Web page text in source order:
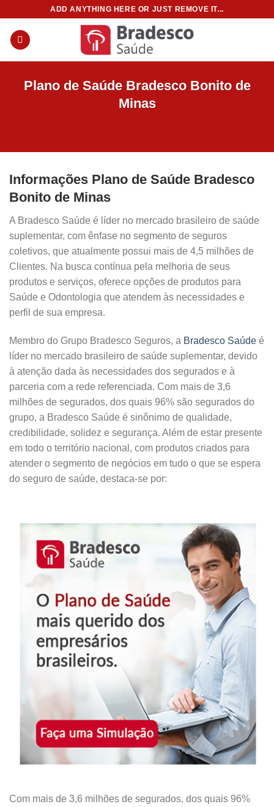
content
ADD ANYTHING HERE OR JUST REMOVE IT...
Plano de Saúde Bradesco Bonito de
Minas
Informações Plano de Saúde Bradesco
Bonito de Minas
A Bradesco Saúde é líder no mercado brasileiro de saúde
suplementar, com ênfase no segmento de seguros
coletivos, que atualmente possui mais de 4,5 milhões de
Clientes. Na busca contínua pela melhoria de seus
produtos e serviços, oferece opções de produtos para
Saúde e Odontologia que atendem às necessidades e
perfil de sua empresa.
Membro do Grupo Bradesco Seguros, a Bradesco Saúde é
líder no mercado brasileiro de saúde suplementar, devido
à atenção dada às necessidades dos segurados e à
parceria com a rede referenciada. Com mais de 3,6
milhões de segurados, dos quais 96% são segurados do
grupo, a Bradesco Saúde é sinônimo de qualidade,
credibilidade, solidez e segurança. Além de estar presente
em todo o território nacional, com produtos criados para
atender o segmento de negócios em tudo o que se espera
do seguro de saúde, destaca-se por:
Com mais de 3,6 milhões de segurados, dos quais 96%